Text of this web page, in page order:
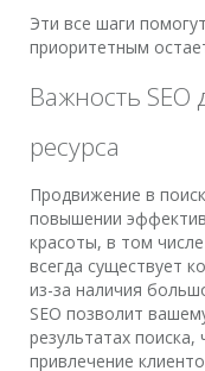
Эти все шаги
приоритетным
Важность SEO
ресурса
Продвижение в
повышении
красоты, в том
всегда существует
из-за наличия
SEO позволит
результатах
привлечение